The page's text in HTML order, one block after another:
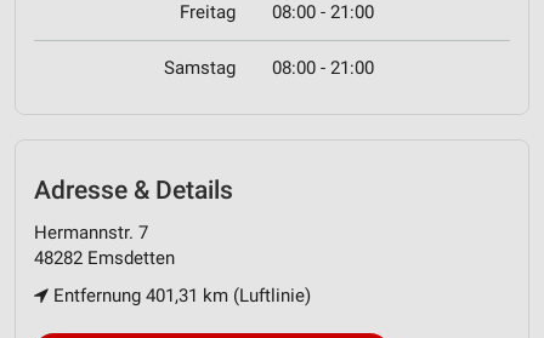
Freitag 08:00 - 21:00
Samstag 08:00 - 21:00
Adresse & Details
Hermannstr. 7
48282 Emsdetten
Entfernung 401,31 km (Luftlinie)